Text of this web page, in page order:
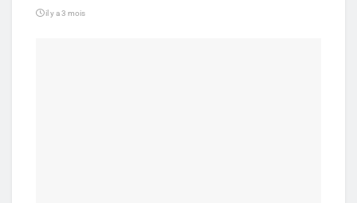
il y a 3 mois